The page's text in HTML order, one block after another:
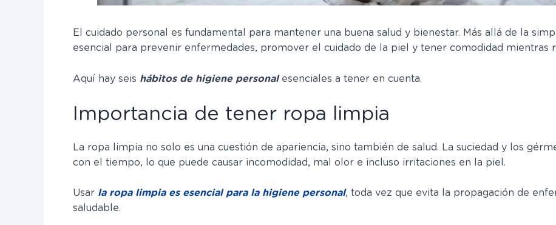
El cuidado personal es fundamental para mantener una buena salud y bienestar. Más allá de la
esencial para prevenir enfermedades, promover el cuidado de la piel y tener comodidad mientras
Aquí hay seis hábitos de higiene personal esenciales a tener en cuenta.
Importancia de tener ropa limpia
La ropa limpia no solo es una cuestión de apariencia, sino también de salud. La suciedad y los
con el tiempo, lo que puede causar incomodidad, mal olor e incluso irritaciones en la piel.
Usar la ropa limpia es esencial para la higiene personal, toda vez que evita la propagación de
saludable.